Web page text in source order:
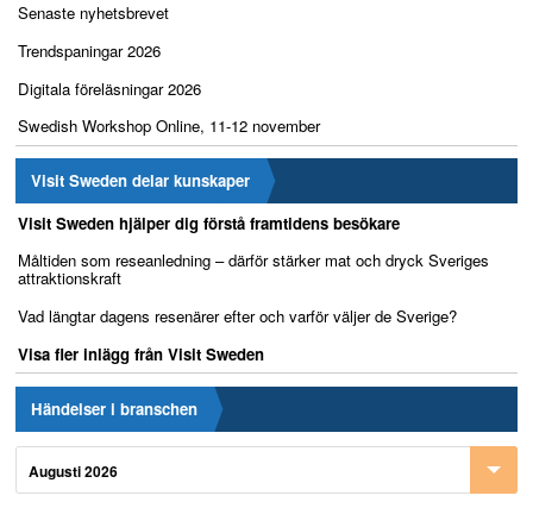
Senaste nyhetsbrevet
Trendspaningar 2026
Digitala föreläsningar 2026
Swedish Workshop Online, 11-12 november
Visit Sweden delar kunskaper
Visit Sweden hjälper dig förstå framtidens besökare
Måltiden som reseanledning – därför stärker mat och dryck Sveriges
attraktionskraft
Vad längtar dagens resenärer efter och varför väljer de Sverige?
Visa fler inlägg från Visit Sweden
Händelser i branschen
Augusti 2026